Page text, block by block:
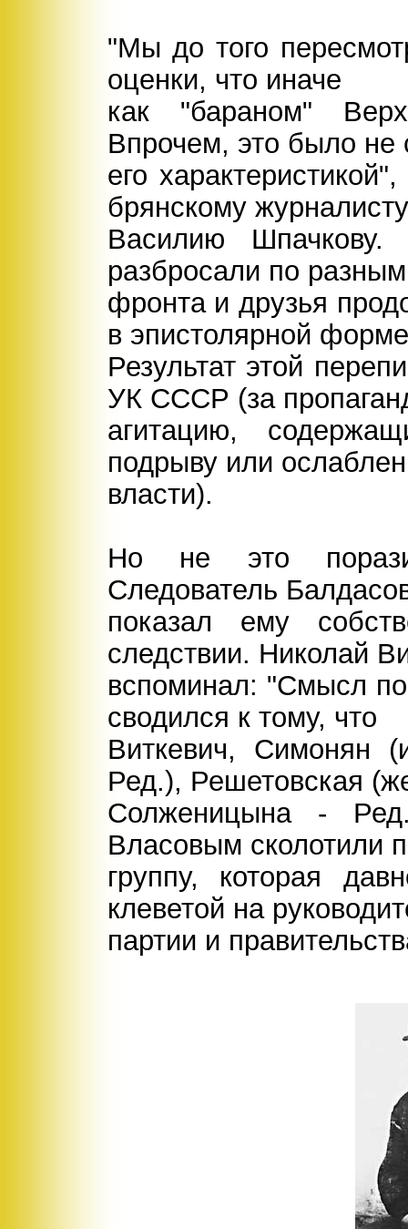
"Мы до того
оценки, что иначе
как "бараном"
Впрочем, это было не
его
брянскому журналисту
Василию
разбросали по
фронта и друзья
в эпистолярной
Результат этой
УК СССР (за
агитацию,
подрыву или
власти).
Но не это
Следователь
показал ему
следствии. Николай
вспоминал: "Смысл
сводился к тому, что
Виткевич, Симонян
Ред.), Решетовская
Солженицына -
Власовым сколотили
группу, которая
клеветой на
партии и